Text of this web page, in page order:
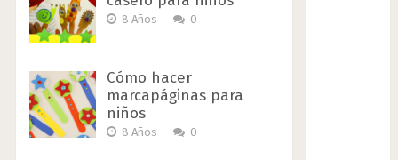
8 Años 0
Cómo hacer
marcapáginas para
niños
8 Años 0